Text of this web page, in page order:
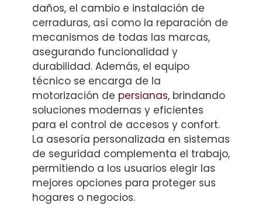
daños, el cambio e instalación de
cerraduras, así como la reparación de
mecanismos de todas las marcas,
asegurando funcionalidad y
durabilidad. Además, el equipo
técnico se encarga de la
motorización de persianas, brindando
soluciones modernas y eficientes
para el control de accesos y confort.
La asesoría personalizada en sistemas
de seguridad complementa el trabajo,
permitiendo a los usuarios elegir las
mejores opciones para proteger sus
hogares o negocios.